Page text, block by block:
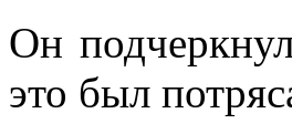
Он
это был